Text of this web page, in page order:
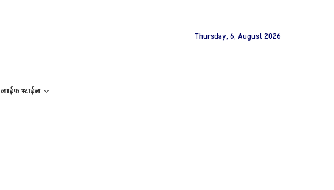
Thursday, 6, August 2026
लाईफ स्टाईल